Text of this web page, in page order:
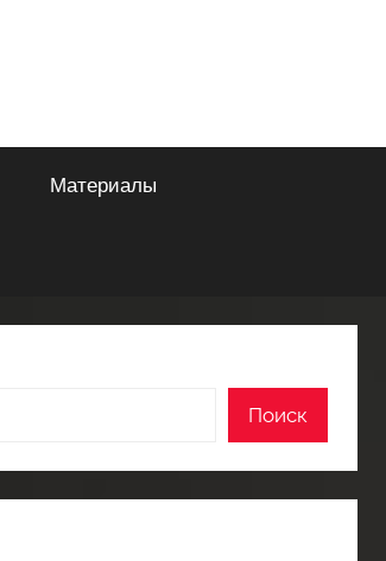
Материалы
Поиск